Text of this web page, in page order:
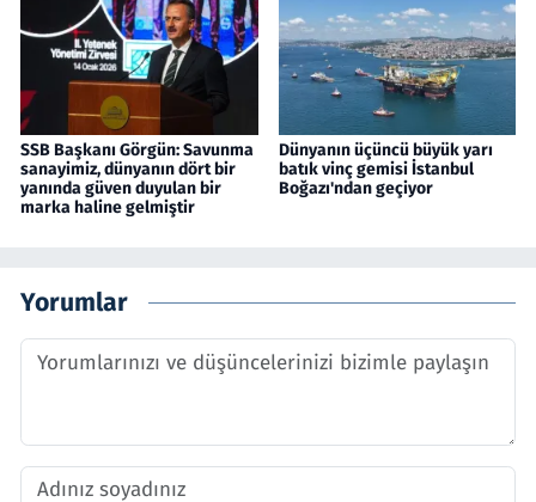
SSB Başkanı Görgün: Savunma
sanayimiz, dünyanın dört bir
yanında güven duyulan bir
marka haline gelmiştir
Dünyanın üçüncü büyük yarı
batık vinç gemisi İstanbul
Boğazı'ndan geçiyor
Yorumlar